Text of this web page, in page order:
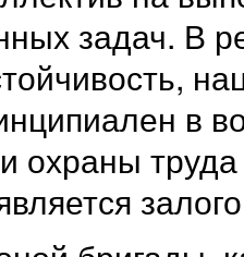
задач. В
в
охраны